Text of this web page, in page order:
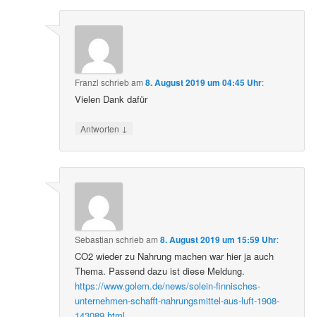
Franzl schriebam8. August 2019 um 04:45 Uhr:
Vielen Dank dafür
Antworten ↓
Sebastian schriebam8. August 2019 um 15:59 Uhr:
CO2 wieder zu Nahrung machen war hier ja auch
Thema. Passend dazu ist diese Meldung.
https://www.golem.de/news/solein-finnisches-
unternehmen-schafft-nahrungsmittel-aus-luft-1908-